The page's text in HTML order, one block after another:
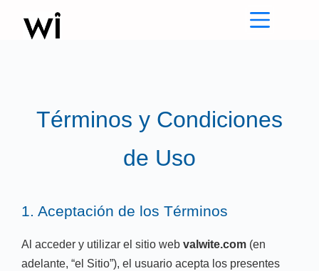
contenido
Términos y Condiciones
de Uso
1. Aceptación de los Términos
Al acceder y utilizar el sitio web valwite.com (en
adelante, “el Sitio”), el usuario acepta los presentes